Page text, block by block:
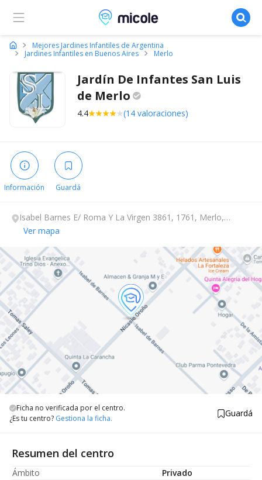
Micole, buscador de colegios
Mejores Jardines Infantiles de Argentina
Jardines Infantiles en Buenos Aires
Merlo
Jardín De Infantes San Luis
de Merlo
4.4 (14 valoraciones)
Información Guardá
Isabel Barnes E/ Roma Y La Virgen 3861, 1761, Merlo,
Buenos Aires.
Ver mapa
Ficha no verificada por el centro.
¿Es tu centro? Gestiona la ficha. Guardá
Resumen del centro
Ámbito
Privado